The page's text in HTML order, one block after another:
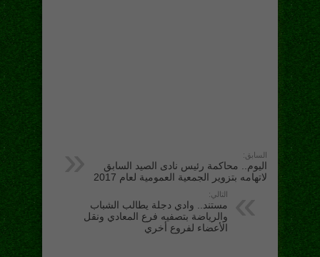
السابق:
اليوم.. محاكمة رئيس نادى الصيد السابق
لاتهامه بتزوير الجمعية العمومية لعام 2017
التالي:
مستند.. وادي دجلة يطالب الشباب
والرياضة بتصفيه فرع المعادي ونقل
الأعضاء لفروع أخري